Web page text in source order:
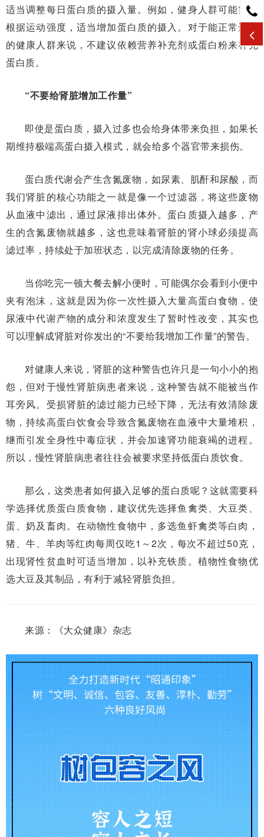
适当调整每日蛋白质的摄入量。例如，健身人群可能需要
根据运动强度，适当增加蛋白质的摄入。对于能正常进食
的健康人群来说，不建议依赖营养补充剂或蛋白粉来补充
蛋白质。
“不要给肾脏增加工作量”
即使是蛋白质，摄入过多也会给身体带来负担，如果长
期维持极端高蛋白摄入模式，就会给多个器官带来损伤。
蛋白质代谢会产生含氮废物，如尿素、肌酐和尿酸，而
我们肾脏的核心功能之一就是像一个过滤器，将这些废物
从血液中滤出，通过尿液排出体外。蛋白质摄入越多，产
生的含氮废物就越多，这也意味着肾脏的肾小球必须提高
滤过率，持续处于加班状态，以完成清除废物的任务。
当你吃完一顿大餐去解小便时，可能偶尔会看到小便中
夹有泡沫，这就是因为你一次性摄入大量高蛋白食物，使
尿液中代谢产物的成分和浓度发生了暂时性改变，其实也
可以理解成肾脏对你发出的“不要给我增加工作量”的警告。
对健康人来说，肾脏的这种警告也许只是一句小小的抱
怨，但对于慢性肾脏病患者来说，这种警告就不能被当作
耳旁风。受损肾脏的滤过能力已经下降，无法有效清除废
物，持续高蛋白饮食会导致含氮废物在血液中大量堆积，
继而引发全身性中毒症状，并会加速肾功能衰竭的进程。
所以，慢性肾脏病患者往往会被要求坚持低蛋白质饮食。
那么，这类患者如何摄入足够的蛋白质呢？这就需要科
学选择优质蛋白质食物，建议优先选择鱼禽类、大豆类、
蛋、奶及畜肉。在动物性食物中，多选鱼虾禽类等白肉，
猪、牛、羊肉等红肉每周仅吃1～2次，每次不超过50克，
出现肾性贫血时可适当增加，以补充铁质。植物性食物优
选大豆及其制品，有利于减轻肾脏负担。
来源：《大众健康》杂志